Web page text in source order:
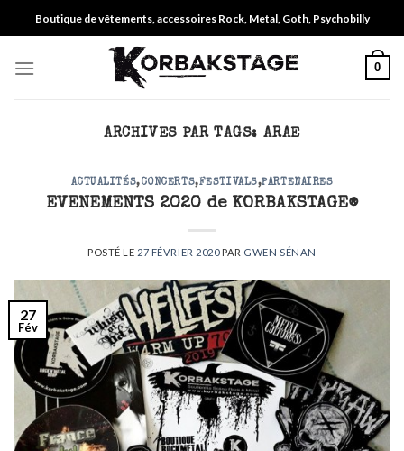
to
Boutique de vêtements, accessoires Rock, Metal, Goth, Psychobilly
0
ARCHIVES PAR TAGS: ARAE
ACTUALITÉS,CONCERTS,FESTIVALS,PARTENAIRES
EVENEMENTS 2020 de KORBAKSTAGE®
POSTÉ LE 27 FÉVRIER 2020PAR GWEN SÉNAN
27
Fév